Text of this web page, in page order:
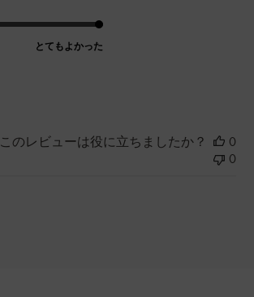
とてもよかった
このレビューは役に立ちましたか？
0
0